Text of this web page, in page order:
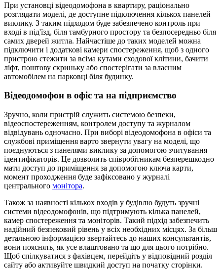
При установці відеодомофона в квартиру, раціонально
розглядати моделі, де доступне підключення кількох панелей
виклику. З таким підходом буде забезпечено контроль при
вході в під'їзд, біля тамбурного простору та безпосередньо біля
самих дверей житла. Найчастіше до таких моделей можна
підключити і додаткові камери спостереження, щоб з одного
пристрою стежити за всіма кутами сходової клітини, бачити
ліфт, поштову скриньку або спостерігати за власним
автомобілем на парковці біля будинку.
Відеодомофон в офіс та на підприємство
Зручно, коли пристрій служить системою безпеки,
відеоспостереженням, контролем доступу та журналом
відвідувань одночасно. При виборі відеодомофона в офіси та
службові приміщення варто звернути увагу на моделі, що
поєднуються з панелями виклику за допомогою зчитування
ідентифікаторів. Це дозволить співробітникам безперешкодно
мати доступ до приміщення за допомогою ключа карти,
момент проходження буде зафіксовано у журналі
центрального монітора.
Також за наявності кількох входів у будівлю будуть зручні
системи відеодомофонів, що підтримують кілька панелей,
камер спостереження та моніторів. Такий підхід забезпечить
надійний безпековий рівень у всіх необхідних місцях. За більш
детальною інформацією звертайтесь до наших консультантів,
вони пояснять, як усе влаштовано та що для цього потрібно.
Щоб спілкуватися з фахівцем, перейдіть у відповідний розділ
сайту або активуйте швидкий доступ на початку сторінки.